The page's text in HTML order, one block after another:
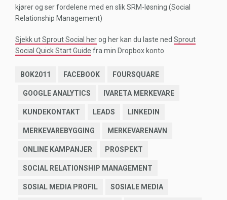
kjører og ser fordelene med en slik SRM-løsning (Social
Relationship Management)
Sjekk ut Sprout Social herog her kan du laste ned Sprout
Social Quick Start Guide fra min Dropbox konto
BOK2011 FACEBOOK FOURSQUARE
GOOGLE ANALYTICS IVARETA MERKEVARE
KUNDEKONTAKT LEADS LINKEDIN
MERKEVAREBYGGING MERKEVARENAVN
ONLINE KAMPANJER PROSPEKT
SOCIAL RELATIONSHIP MANAGEMENT
SOSIAL MEDIA PROFIL SOSIALE MEDIA